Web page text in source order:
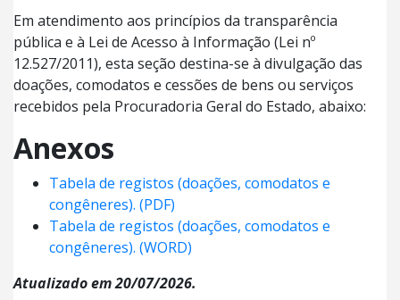
Em atendimento aos princípios da transparência
pública e à Lei de Acesso à Informação (Lei nº
12.527/2011), esta seção destina-se à divulgação das
doações, comodatos e cessões de bens ou serviços
recebidos pela Procuradoria Geral do Estado, abaixo:
Anexos
Tabela de registos (doações, comodatos e
congêneres). (PDF)
Tabela de registos (doações, comodatos e
congêneres). (WORD)
Atualizado em 20/07/2026.